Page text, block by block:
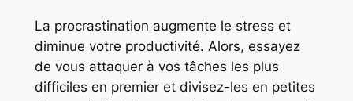
La procrastination augmente le stress et
diminue votre productivité. Alors, essayez
de vous attaquer à vos tâches les plus
difficiles en premier et divisez-les en petites